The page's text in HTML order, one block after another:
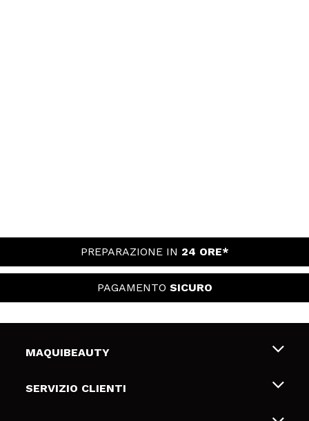
PREPARAZIONE IN 24 ORE*
PAGAMENTO SICURO
MAQUIBEAUTY
Chi siamo
SERVIZIO CLIENTI